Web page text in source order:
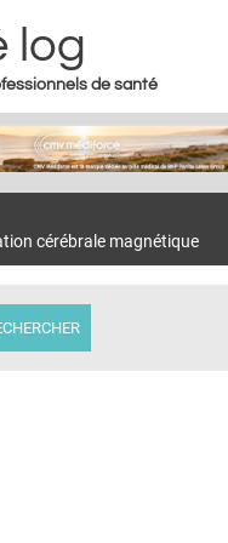
log
de santé
cérébrale magnétique